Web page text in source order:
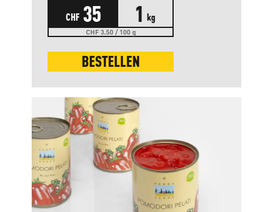
CHF 35 1 kg
CHF 3.50 / 100 g
BESTELLEN